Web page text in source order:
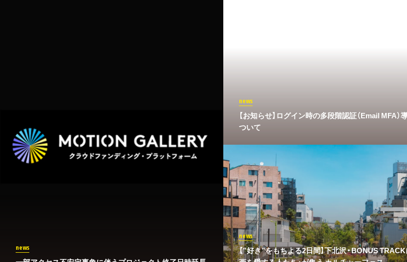
news
news
【お知らせ】ログイン時の多段階認証（Email MFA）
ついて
news
【”好き”をもちよる2日間】下北沢・BONUS TRACK